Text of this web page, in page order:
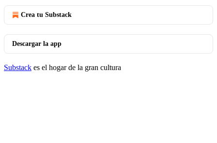
Crea tu Substack
Descargar la app
Substack es el hogar de la gran cultura